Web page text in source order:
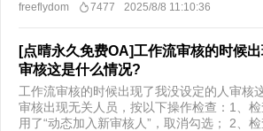
freeflydom 7477 2025/8/8 11:10:36
[点晴永久免费OA]工作流审核的时候
审核这是什么情况?
工作流审核的时候出现了我没设定的人审核
审核出现无关人员，按以下操作检查：1、
用了“动态加入新审核人”，取消勾选； 2、